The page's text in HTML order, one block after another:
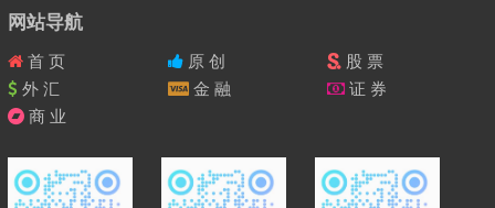
网站导航
首 页 原 创
股 票
外 汇
金 融
证 券
商 业